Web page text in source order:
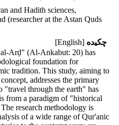
and Hadith sciences,
(researcher at the Astan Quds
چکیده [English]
Arḍ" (Al-Ankabut: 20) has
foundation for
tradition. This study, aiming to
addresses the primary
"travel through the earth" has
from a paradigm of "historical
research methodology is
of a wide range of Qur'anic